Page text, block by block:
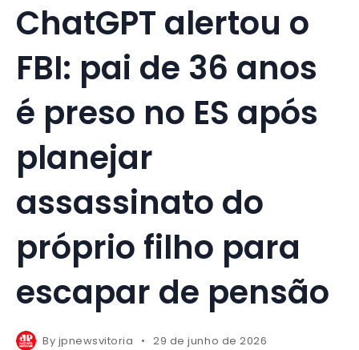
ChatGPT alertou o
FBI: pai de 36 anos
é preso no ES após
planejar
assassinato do
próprio filho para
escapar de pensão
By jpnewsvitoria 29 de junho de 2026